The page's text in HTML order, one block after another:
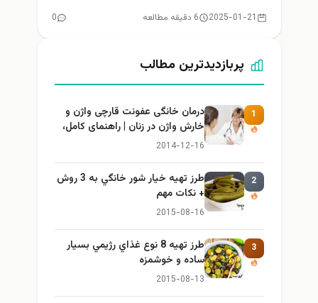
2025-01-21 6 دقیقه مطالعه 0
پربازدیدترین مطالب
1
درمان خانگی عفونت قارچی واژن و
خارش واژن در زنان | راهنمای کامل،
ایمن و کاربردی
2014-12-16
2
طرز تهيه خیار شور خانگي به 3 روش
+ نكات مهم
2015-08-16
3
طرز تهيه 8 نوع غذاي رژيمي بسيار
ساده و خوشمزه
2015-08-13